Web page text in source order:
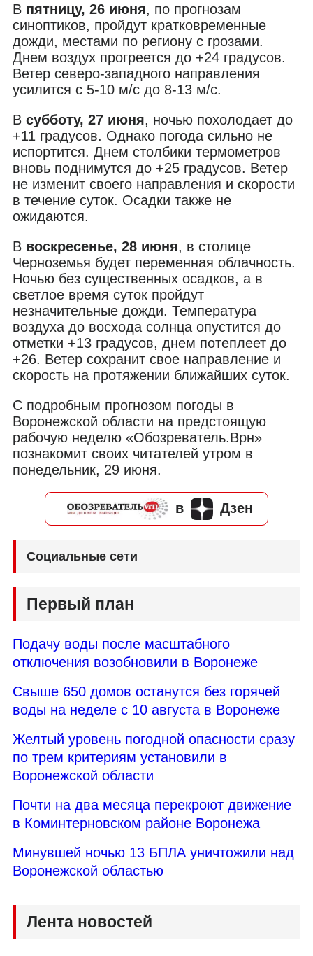
В пятницу, 26 июня, по прогнозам
синоптиков, пройдут кратковременные
дожди, местами по региону с грозами.
Днем воздух прогреется до +24 градусов.
Ветер северо-западного направления
усилится с 5-10 м/с до 8-13 м/с.
В субботу, 27 июня, ночью похолодает до
+11 градусов. Однако погода сильно не
испортится. Днем столбики термометров
вновь поднимутся до +25 градусов. Ветер
не изменит своего направления и скорости
в течение суток. Осадки также не
ожидаются.
В воскресенье, 28 июня, в столице
Черноземья будет переменная облачность.
Ночью без существенных осадков, а в
светлое время суток пройдут
незначительные дожди. Температура
воздуха до восхода солнца опустится до
отметки +13 градусов, днем потеплеет до
+26. Ветер сохранит свое направление и
скорость на протяжении ближайших суток.
С подробным прогнозом погоды в
Воронежской области на предстоящую
рабочую неделю «Обозреватель.Врн»
познакомит своих читателей утром в
понедельник, 29 июня.
в Дзен
Социальные сети
Первый план
Подачу воды после масштабного
отключения возобновили в Воронеже
Свыше 650 домов останутся без горячей
воды на неделе с 10 августа в Воронеже
Желтый уровень погодной опасности сразу
по трем критериям установили в
Воронежской области
Почти на два месяца перекроют движение
в Коминтерновском районе Воронежа
Минувшей ночью 13 БПЛА уничтожили над
Воронежской областью
Лента новостей